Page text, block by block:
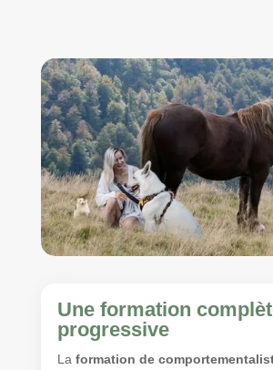
Une formation
progressive
La formation de